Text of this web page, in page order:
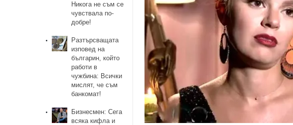
Никога не съм се
чувствала по-
добре!
Разтърсващата
изповед на
българин, който
работи в
чужбина: Всички
мислят, че съм
банкомат!
Бизнесмен: Сега
всяка кифла и